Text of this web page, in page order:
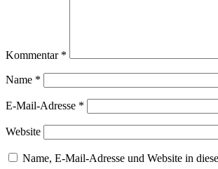
Kommentar *
Name *
E-Mail-Adresse *
Website
Name, E-Mail-Adresse und Website in